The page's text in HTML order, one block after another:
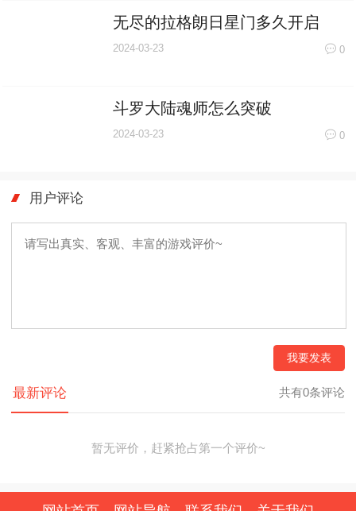
无尽的拉格朗日星门多久开启
2024-03-23 0
斗罗大陆魂师怎么突破
2024-03-23 0
用户评论
我要发表
最新评论 共有0条评论
暂无评价，赶紧抢占第一个评价~